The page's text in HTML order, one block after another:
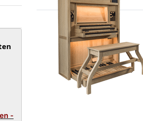
-